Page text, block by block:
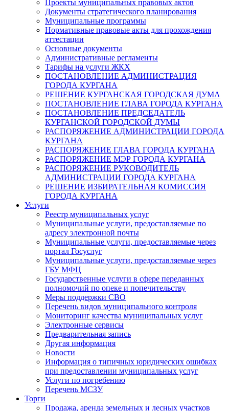
Проекты муниципальных правовых актов
Документы стратегического планирования
Муниципальные программы
Нормативные правовые акты для прохождения
аттестации
Основные документы
Административные регламенты
Тарифы на услуги ЖКХ
ПОСТАНОВЛЕНИЕ АДМИНИСТРАЦИЯ
ГОРОДА КУРГАНА
РЕШЕНИЕ КУРГАНСКАЯ ГОРОДСКАЯ ДУМА
ПОСТАНОВЛЕНИЕ ГЛАВА ГОРОДА КУРГАНА
ПОСТАНОВЛЕНИЕ ПРЕДСЕДАТЕЛЬ
КУРГАНСКОЙ ГОРОДСКОЙ ДУМЫ
РАСПОРЯЖЕНИЕ АДМИНИСТРАЦИИ ГОРОДА
КУРГАНА
РАСПОРЯЖЕНИЕ ГЛАВА ГОРОДА КУРГАНА
РАСПОРЯЖЕНИЕ МЭР ГОРОДА КУРГАНА
РАСПОРЯЖЕНИЕ РУКОВОДИТЕЛЬ
АДМИНИСТРАЦИИ ГОРОДА КУРГАНА
РЕШЕНИЕ ИЗБИРАТЕЛЬНАЯ КОМИССИЯ
ГОРОДА КУРГАНА
Услуги
Реестр муниципальных услуг
Муниципальные услуги, предоставляемые по
адресу электронной почты
Муниципальные услуги, предоставляемые через
портал Госуслуг
Муниципальные услуги, предоставляемые через
ГБУ МФЦ
Государственные услуги в сфере переданных
полномочий по опеке и попечительству
Меры поддержки СВО
Перечень видов муниципального контроля
Мониторинг качества муниципальных услуг
Электронные сервисы
Предварительная запись
Другая информация
Новости
Информация о типичных юридических ошибках
при предоставлении муниципальных услуг
Услуги по погребению
Перечень МСЗУ
Торги
Продажа, аренда земельных и лесных участков